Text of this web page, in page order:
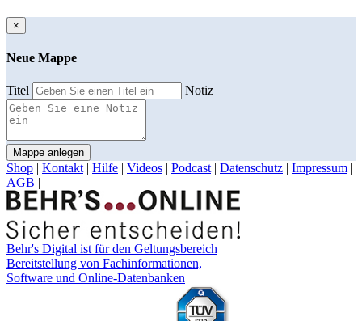
×
Neue Mappe
Titel Notiz
Mappe anlegen
Shop | Kontakt | Hilfe | Videos | Podcast | Datenschutz | Impressum |
AGB |
Behr's Digital ist für den Geltungsbereich
Bereitstellung von Fachinformationen,
Software und Online-Datenbanken